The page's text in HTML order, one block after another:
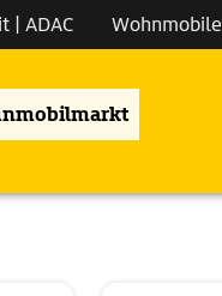
| ADAC Wohnmobile